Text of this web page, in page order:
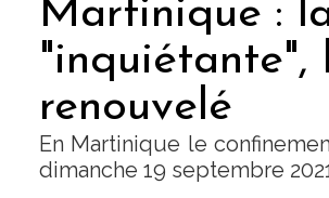
Martinique :
"inquiétante",
renouvelé
En Martinique le
dimanche 19 septembre